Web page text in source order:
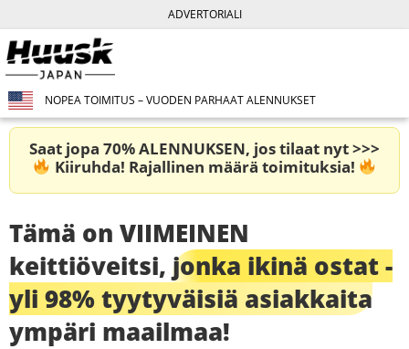
ADVERTORIALI
NOPEA TOIMITUS – VUODEN PARHAAT ALENNUKSET
Saat jopa 70% ALENNUKSEN, jos tilaat nyt >>>
Kiiruhda! Rajallinen määrä toimituksia!
Tämä on VIIMEINEN
keittiöveitsi, jonka ikinä ostat -
yli 98% tyytyväisiä asiakkaita
ympäri maailmaa!